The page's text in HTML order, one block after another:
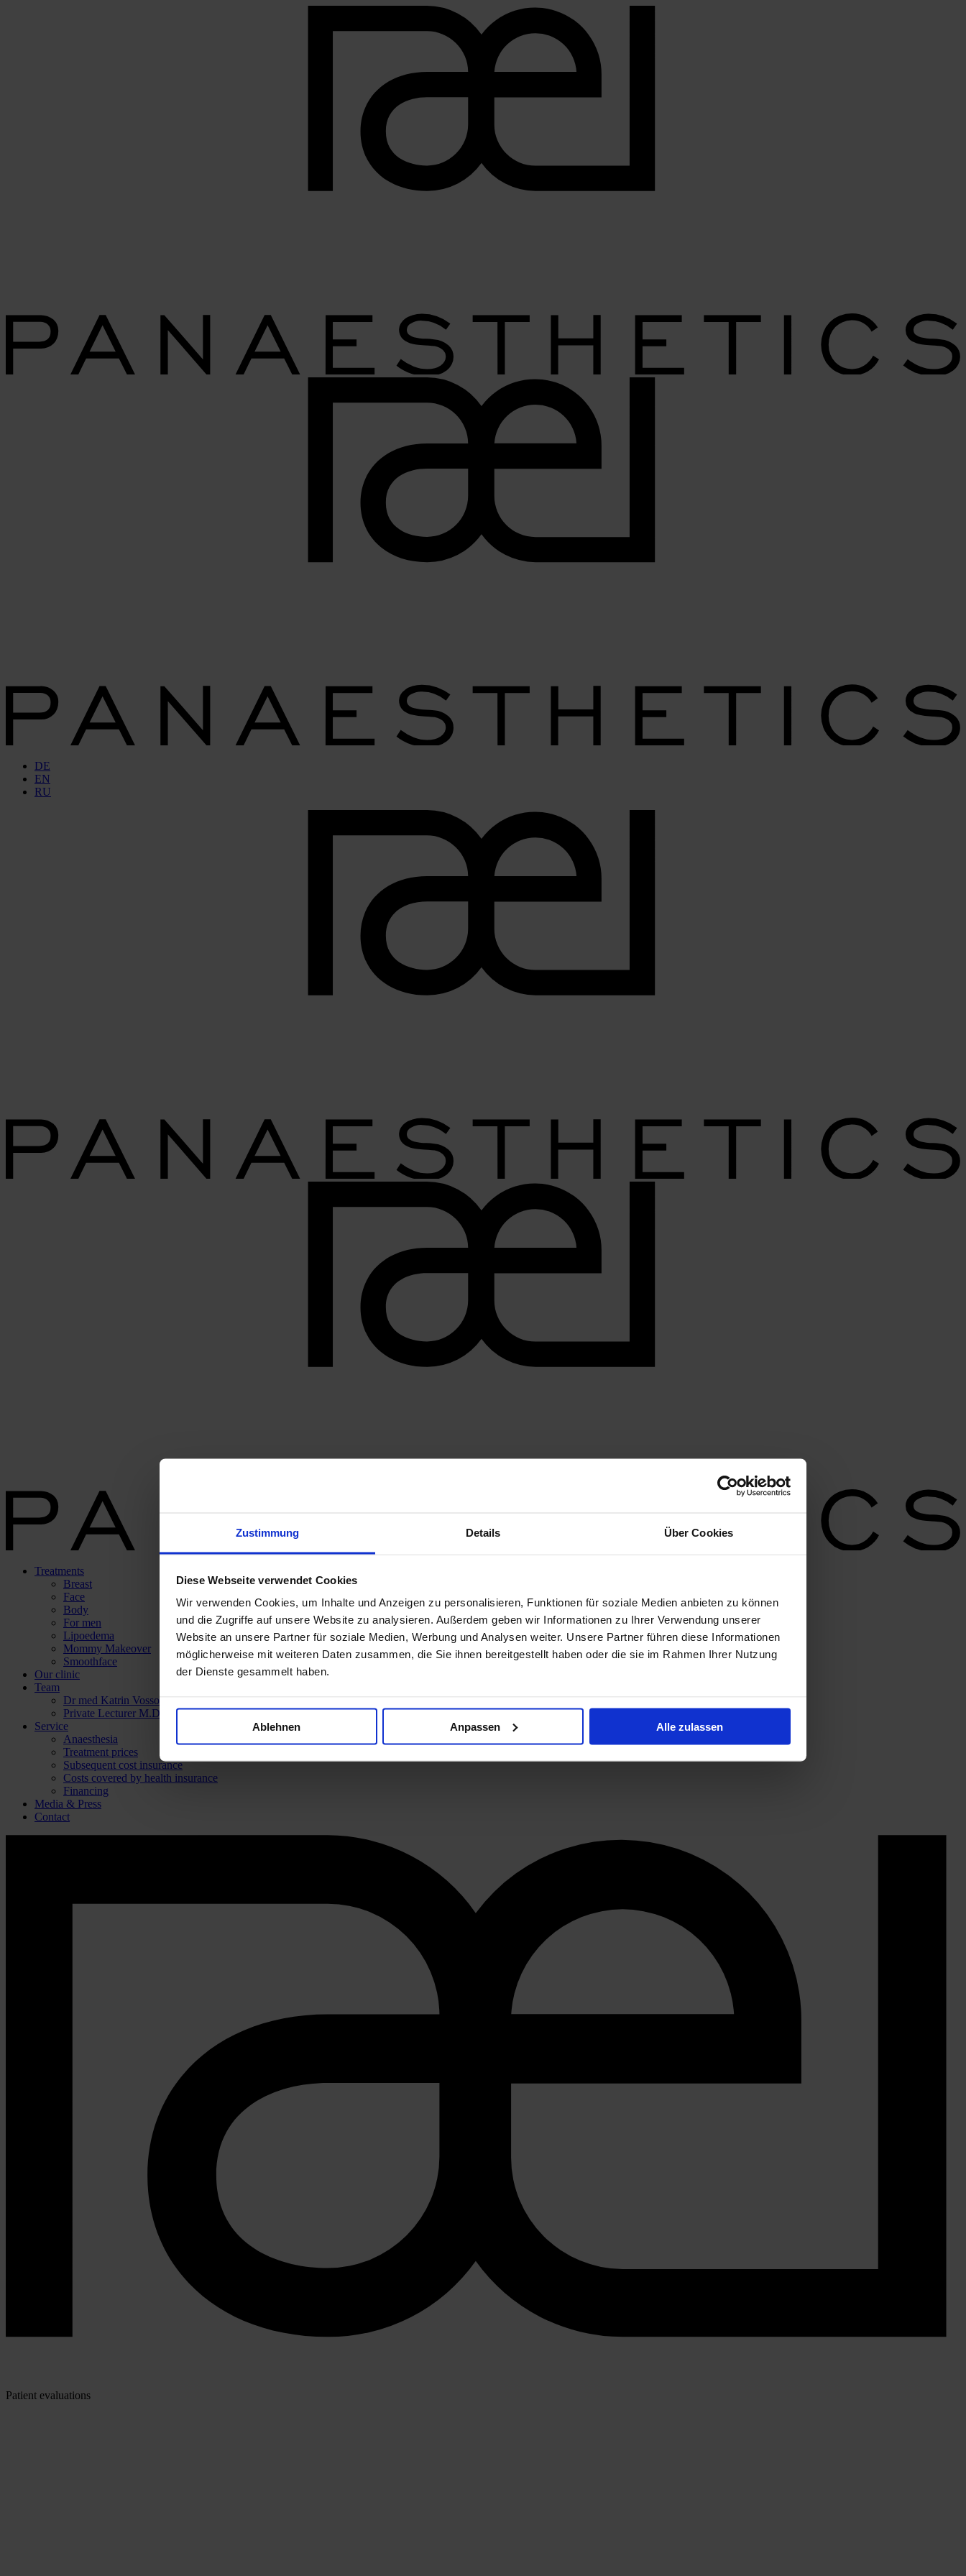
Zustimmung Details Über Cookies
Diese Webseite verwendet Cookies
Wir verwenden Cookies, um Inhalte und Anzeigen zu personalisieren, Funktionen für soziale Medien anbieten zu können
und die Zugriffe auf unsere Website zu analysieren. Außerdem geben wir Informationen zu Ihrer Verwendung unserer
Website an unsere Partner für soziale Medien, Werbung und Analysen weiter. Unsere Partner führen diese Informationen
möglicherweise mit weiteren Daten zusammen, die Sie ihnen bereitgestellt haben oder die sie im Rahmen Ihrer Nutzung
der Dienste gesammelt haben.
Ablehnen Anpassen Alle zulassen
DE
EN
RU
Treatments
Breast
Face
Body
For men
Lipoedema
Mommy Makeover
Smoothface
Our clinic
Team
Dr med Katrin Vossoughi
Private Lecturer M.D. Panagiotis Theodorou
Service
Anaesthesia
Treatment prices
Subsequent cost insurance
Costs covered by health insurance
Financing
Media & Press
Contact
Patient evaluations